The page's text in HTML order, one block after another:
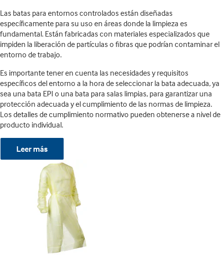
Las batas para entornos controlados están diseñadas
específicamente para su uso en áreas donde la limpieza es
fundamental. Están fabricadas con materiales especializados que
impiden la liberación de partículas o fibras que podrían contaminar el
entorno de trabajo.
Es importante tener en cuenta las necesidades y requisitos
específicos del entorno a la hora de seleccionar la bata adecuada, ya
sea una bata EPI o una bata para salas limpias, para garantizar una
protección adecuada y el cumplimiento de las normas de limpieza.
Los detalles de cumplimiento normativo pueden obtenerse a nivel de
producto individual.
Leer más